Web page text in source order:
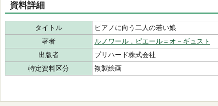
資料詳細
タイトル
ピアノに向う二人の若い娘
著者
ルノワール，ピエール＝オ－ギュスト
出版者
プリハード株式会社
特定資料区分
複製絵画